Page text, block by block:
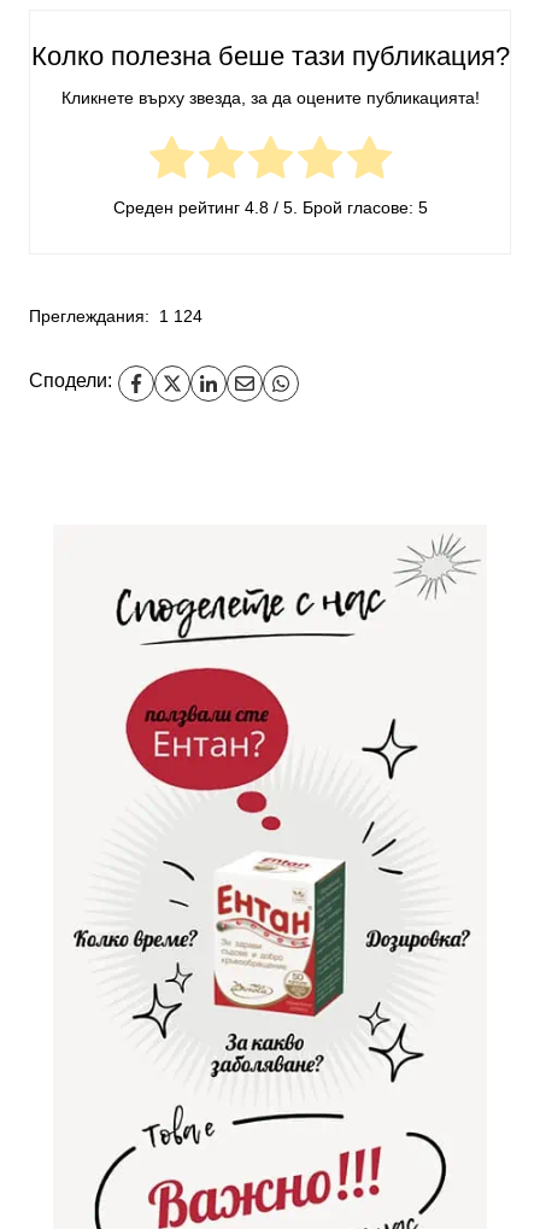
Колко полезна беше тази публикация?
Кликнете върху звезда, за да оцените публикацията!
Среден рейтинг 4.8/ 5. Брой гласове: 5
Преглеждания: 1 124
Сподели: